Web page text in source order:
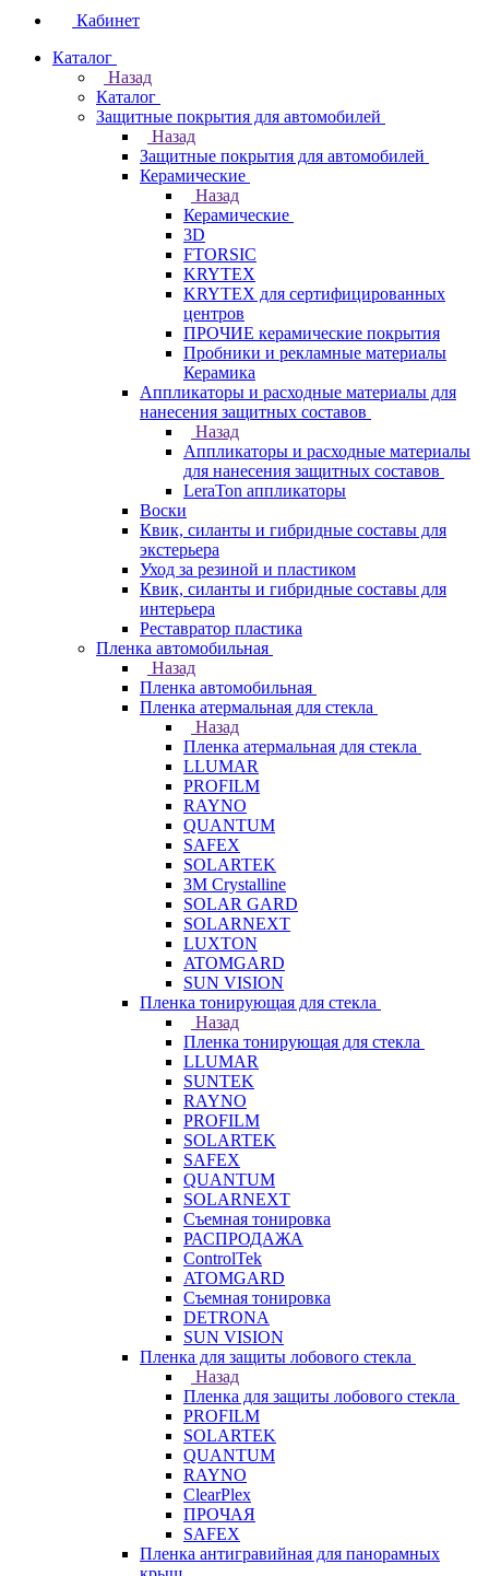
Кабинет
Каталог
Назад
Каталог
Защитные покрытия для автомобилей
Назад
Защитные покрытия для автомобилей
Керамические
Назад
Керамические
3D
FTORSIC
KRYTEX
KRYTEX для сертифицированных
центров
ПРОЧИЕ керамические покрытия
Пробники и рекламные материалы
Керамика
Аппликаторы и расходные материалы для
нанесения защитных составов
Назад
Аппликаторы и расходные материалы
для нанесения защитных составов
LeraTon аппликаторы
Воски
Квик, силанты и гибридные составы для
экстерьера
Уход за резиной и пластиком
Квик, силанты и гибридные составы для
интерьера
Реставратор пластика
Пленка автомобильная
Назад
Пленка автомобильная
Пленка атермальная для стекла
Назад
Пленка атермальная для стекла
LLUMAR
PROFILM
RAYNO
QUANTUM
SAFEX
SOLARTEK
3M Crystalline
SOLAR GARD
SOLARNEXT
LUXTON
ATOMGARD
SUN VISION
Пленка тонирующая для стекла
Назад
Пленка тонирующая для стекла
LLUMAR
SUNTEK
RAYNO
PROFILM
SOLARTEK
SAFEX
QUANTUM
SOLARNEXT
Съемная тонировка
РАСПРОДАЖА
ControlTek
ATOMGARD
Съемная тонировка
DETRONA
SUN VISION
Пленка для защиты лобового стекла
Назад
Пленка для защиты лобового стекла
PROFILM
SOLARTEK
QUANTUM
RAYNO
ClearPlex
ПРОЧАЯ
SAFEX
Пленка антигравийная для панорамных